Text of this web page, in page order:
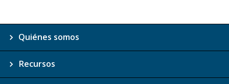
Quiénes somos
Recursos